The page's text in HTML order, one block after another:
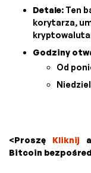
Detale: Ten
korytarza,
Godziny
Od
<Proszę Kliknij
Bitcoin